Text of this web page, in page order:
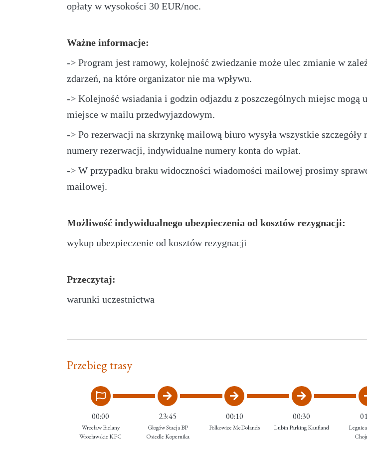
opłaty w wysokości 30 EUR/noc.
Ważne informacje:
-> Program jest ramowy, kolejność zwiedzanie może ulec zmianie w
zdarzeń, na które organizator nie ma wpływu.
-> Kolejność wsiadania i godzin odjazdu z poszczególnych miejsc
miejsce w mailu przedwyjazdowym.
-> Po rezerwacji na skrzynkę mailową biuro wysyła wszystkie
numery rezerwacji, indywidualne numery konta do wpłat.
-> W przypadku braku widoczności wiadomości mailowej prosimy
mailowej.
Możliwość indywidualnego ubezpieczenia od kosztów rezygnacji:
wykup ubezpieczenie od kosztów rezygnacji
Przeczytaj:
warunki uczestnictwa
Przebieg trasy
00:00
Wrocław Bielany
Wrocławskie KFC
23:45
Głogów Stacja BP
Osiedle Kopernika
00:10
Polkowice McDolands
00:30
Lubin Parking Kaufland